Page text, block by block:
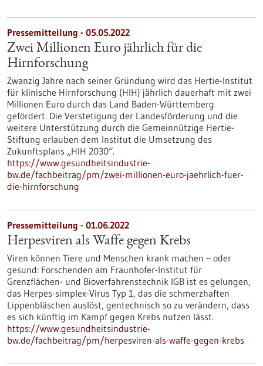
Pressemitteilung - 05.05.2022
Zwei Millionen Euro jährlich für die
Hirnforschung
Zwanzig Jahre nach seiner Gründung wird das Hertie-Institut
für klinische Hirnforschung (HIH) jährlich dauerhaft mit zwei
Millionen Euro durch das Land Baden-Württemberg
gefördert. Die Verstetigung der Landesförderung und die
weitere Unterstützung durch die Gemeinnützige Hertie-
Stiftung erlauben dem Institut die Umsetzung des
Zukunftsplans „HIH 2030“.
https://www.gesundheitsindustrie-
bw.de/fachbeitrag/pm/zwei-millionen-euro-jaehrlich-fuer-
die-hirnforschung
Pressemitteilung - 01.06.2022
Herpesviren als Waffe gegen Krebs
Viren können Tiere und Menschen krank machen – oder
gesund: Forschenden am Fraunhofer-Institut für
Grenzflächen- und Bioverfahrenstechnik IGB ist es gelungen,
das Herpes-simplex-Virus Typ 1, das die schmerzhaften
Lippenbläschen auslöst, gentechnisch so zu verändern, dass
es sich künftig im Kampf gegen Krebs nutzen lässt.
https://www.gesundheitsindustrie-
bw.de/fachbeitrag/pm/herpesviren-als-waffe-gegen-krebs